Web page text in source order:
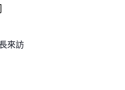
來訪